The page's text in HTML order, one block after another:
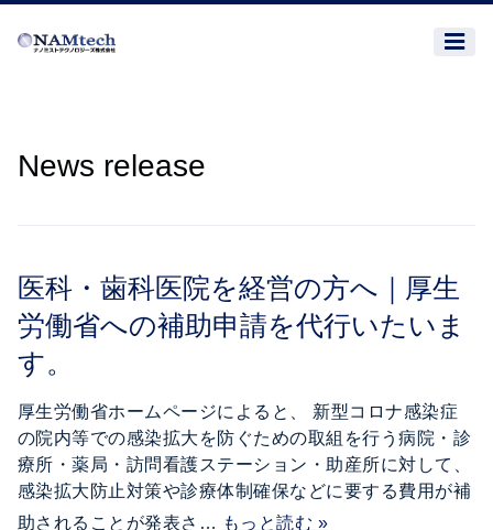
News release
医科・歯科医院を経営の方へ｜厚生
労働省への補助申請を代行いたいま
す。
厚生労働省ホームページによると、 新型コロナ感染症
の院内等での感染拡大を防ぐための取組を行う病院・診
療所・薬局・訪問看護ステーション・助産所に対して、
感染拡大防止対策や診療体制確保などに要する費用が補
助されることが発表さ… もっと読む »